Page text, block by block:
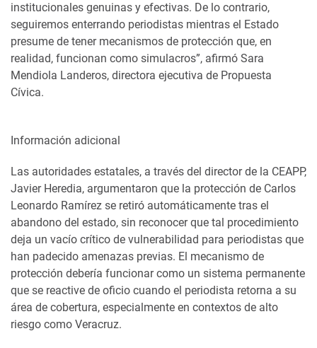
institucionales genuinas y efectivas. De lo contrario,
seguiremos enterrando periodistas mientras el Estado
presume de tener mecanismos de protección que, en
realidad, funcionan como simulacros”, afirmó Sara
Mendiola Landeros, directora ejecutiva de Propuesta
Cívica.
Información adicional
Las autoridades estatales, a través del director de la CEAPP,
Javier Heredia, argumentaron que la protección de Carlos
Leonardo Ramírez se retiró automáticamente tras el
abandono del estado, sin reconocer que tal procedimiento
deja un vacío crítico de vulnerabilidad para periodistas que
han padecido amenazas previas. El mecanismo de
protección debería funcionar como un sistema permanente
que se reactive de oficio cuando el periodista retorna a su
área de cobertura, especialmente en contextos de alto
riesgo como Veracruz.